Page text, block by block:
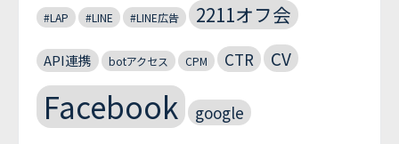
#LAP #LINE #LINE広告 2211オフ会
API連携 botアクセス CPM CTR CV
Facebook google